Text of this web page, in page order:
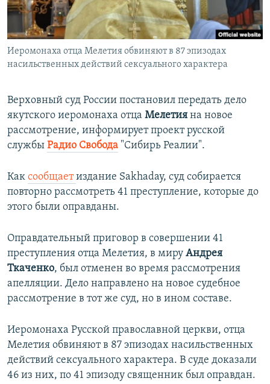
ПОБЕДИТЕЛЕЙ НЕ СУДЯТ?
КРЫМ.НЕПОКОРЕННЫЙ
ELIFBE
ПРИСОЕДИНЯЙТЕСЬ!
Иеромонаха отца Мелетия обвиняют в 87 эпизодах
насильственных действий сексуального характера
Верховный суд России постановил передать дело
якутского иеромонаха отца Мелетия на новое
рассмотрение, информирует проект русской
службы Радио Свобода "Сибирь Реалии".
Как сообщаетиздание Sakhaday, суд собирается
повторно рассмотреть 41 преступление, которые до
этого были оправданы.
Оправдательный приговор в совершении 41
преступления отца Мелетия, в миру Андрея
Ткаченко, был отменен во время рассмотрения
апелляции. Дело направлено на новое судебное
рассмотрение в тот же суд, но в ином составе.
Иеромонаха Русской православной церкви, отца
Мелетия обвиняют в 87 эпизодах насильственных
действий сексуального характера. В суде доказали
46 из них, по 41 эпизоду священник был оправдан.